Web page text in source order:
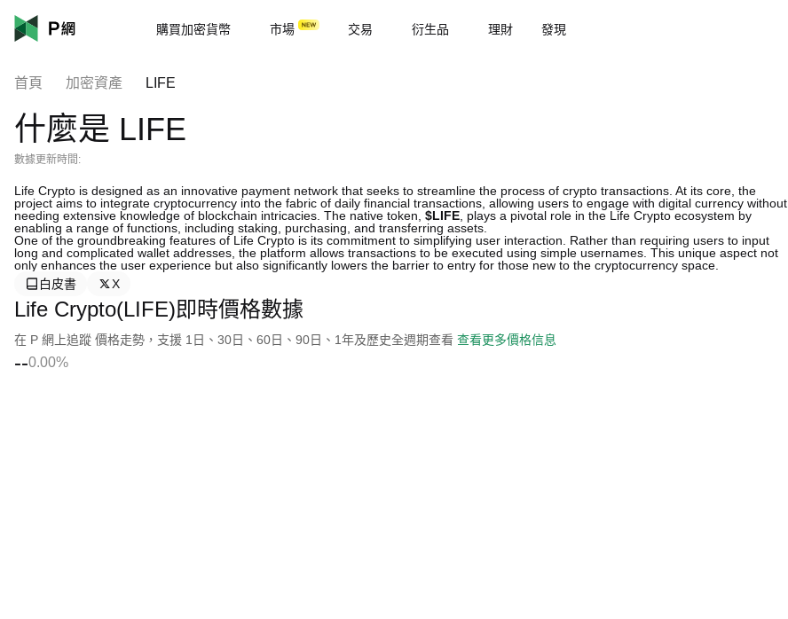
購買加密貨幣 市場 交易 衍生品 理財 發現
首頁 加密資產 LIFE
什麼是 LIFE
數據更新時間:
Life Crypto is designed as an innovative payment network that seeks to streamline the process of crypto transactions. At its core, the
project aims to integrate cryptocurrency into the fabric of daily financial transactions, allowing users to engage with digital currency without
needing extensive knowledge of blockchain intricacies. The native token, $LIFE , plays a pivotal role in the Life Crypto ecosystem by
enabling a range of functions, including staking, purchasing, and transferring assets.
One of the groundbreaking features of Life Crypto is its commitment to simplifying user interaction. Rather than requiring users to input
long and complicated wallet addresses, the platform allows transactions to be executed using simple usernames. This unique aspect not
only enhances the user experience but also significantly lowers the barrier to entry for those new to the cryptocurrency space.
白皮書
X
Life Crypto(LIFE)即時價格數據
在 P 網上追蹤 價格走勢，支援 1日、30日、60日、90日、1年及歷史全週期查看 查看更多價格信息
--0.00%